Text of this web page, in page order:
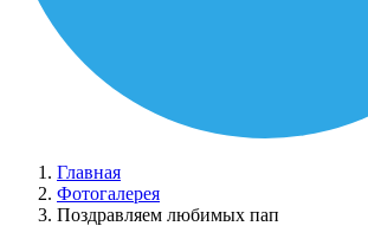
Главная
Фотогалерея
Поздравляем любимых пап